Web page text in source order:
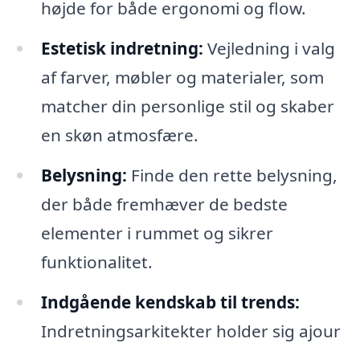
højde for både ergonomi og flow.
Estetisk indretning: Vejledning i valg
af farver, møbler og materialer, som
matcher din personlige stil og skaber
en skøn atmosfære.
Belysning: Finde den rette belysning,
der både fremhæver de bedste
elementer i rummet og sikrer
funktionalitet.
Indgående kendskab til trends:
Indretningsarkitekter holder sig ajour